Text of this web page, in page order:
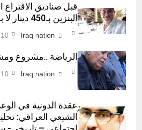
قبل صناديق
البنزين بـ450 دينار لا بـ900
Iraq nation 10 أشهر ago
الرياضة ..مشروع
Iraq nation 10 أشهر ago
عقدة الدونية في
الشيعي العراقي: